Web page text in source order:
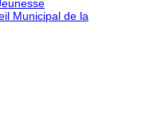
Municipal de la